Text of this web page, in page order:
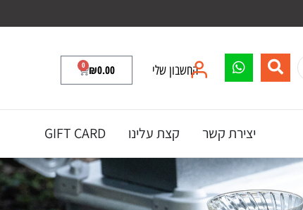
החשבון שלי ₪0.00
0
יצירת קשר קצת עלינו GIFT CARD